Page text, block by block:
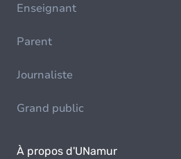
Enseignant
Parent
Journaliste
Grand public
À propos d'UNamur